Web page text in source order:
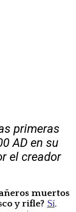
primeras
AD en su
el creador
muertos
y rifle? Sí,